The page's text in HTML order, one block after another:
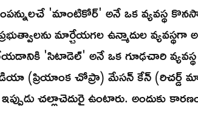
'మాంటికోర్' అనే ఒక వ్యవస్థ
మార్చేయగల ఉన్మాదుల వ్యవస్థగా
'సిటాడెల్' అనే ఒక గూఢచారి వ్యవస్థ
చోప్రా) మేసన్ కేన్ (రిచర్డ్
చల్లాచెదురై ఉంటారు. అందుకు